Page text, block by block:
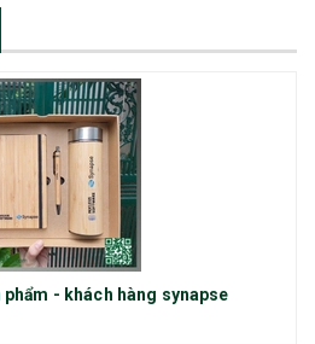
phẩm - khách hàng synapse